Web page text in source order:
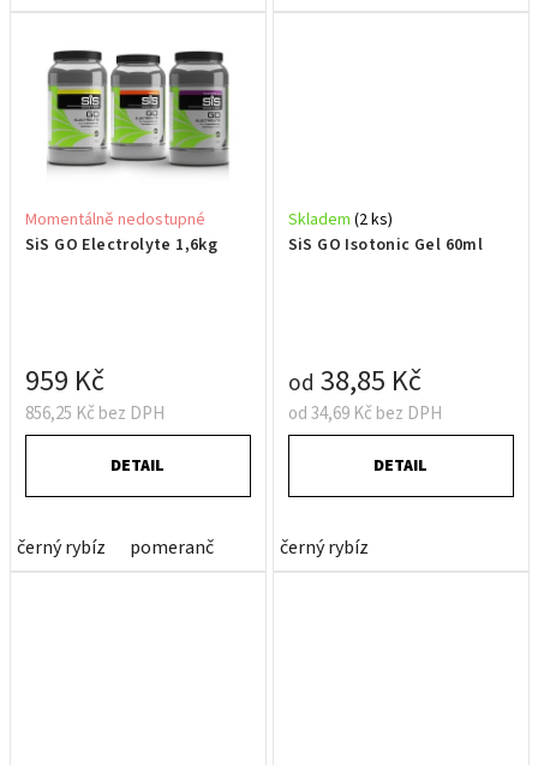
SiS GO Electrolyte 1,6kg
Momentálně nedostupné
856,25 Kč bez DPH
959 Kč
DETAIL
černý rybíz pomeranč
SiS GO Isotonic Gel 60ml
Skladem (2 ks)
od 34,69 Kč bez DPH
od 38,85 Kč
DETAIL
černý rybíz